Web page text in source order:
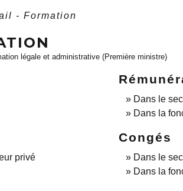
- Formation
légale et administrative (Première ministre)
Dans le
Dans la
privé
Congés
Dans le
Dans la